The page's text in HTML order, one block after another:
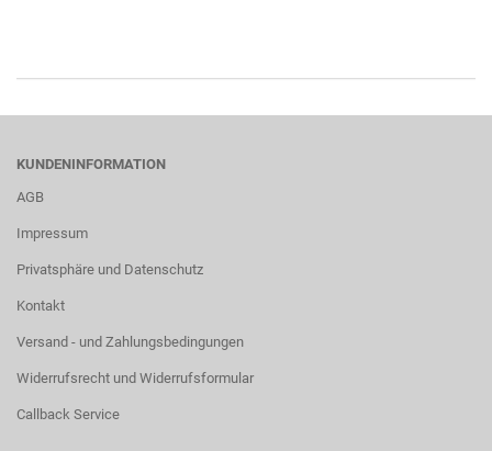
KUNDENINFORMATION
AGB
Impressum
Privatsphäre und Datenschutz
Kontakt
Versand - und Zahlungsbedingungen
Widerrufsrecht und Widerrufsformular
Callback Service